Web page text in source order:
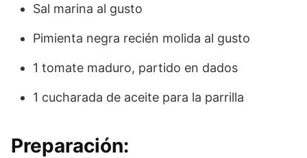
Sal marina al gusto
Pimienta negra recién molida al gusto
1 tomate maduro, partido en dados
1 cucharada de aceite para la parrilla
Preparación: